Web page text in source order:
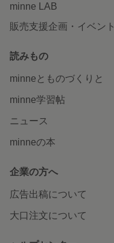
minne LAB
販売支援企画・イベント
読みもの
minneとものづくりと
minne学習帖
ニュース
minneの本
企業の方へ
広告出稿について
大口注文について